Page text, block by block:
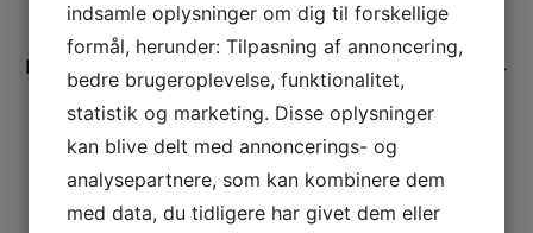
PÅ DRONNINGHOLMSVEJ TRÆNER DU AT BO ALENE –
MED DEN STØTTE, DER GIVER DIG MULIGHED FOR
UDVIKLING.
indsamle oplysninger om dig til forskellige
formål, herunder: Tilpasning af annoncering,
bedre brugeroplevelse, funktionalitet,
statistik og marketing. Disse oplysninger
kan blive delt med annoncerings- og
analysepartnere, som kan kombinere dem
med data, du tidligere har givet dem eller